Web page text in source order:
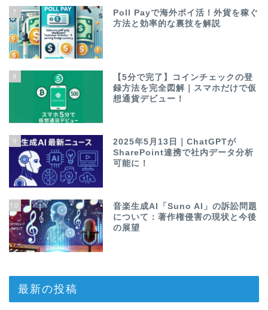
7
Poll Payで海外ポイ活！外貨を稼ぐ
方法と効率的な裏技を解説
8
【5分で完了】コインチェックの登
録方法を完全図解｜スマホだけで仮
想通貨デビュー！
9
2025年5月13日｜ChatGPTが
SharePoint連携で社内データ分析
可能に！
10
音楽生成AI「Suno AI」の訴訟問題
について：著作権侵害の現状と今後
の展望
最新の投稿